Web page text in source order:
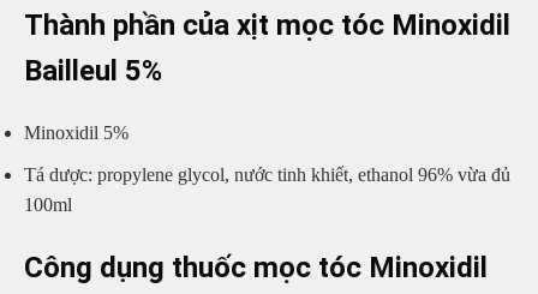
Thành phần của xịt mọc tóc Minoxidil
Bailleul 5%
Minoxidil 5%
Tá dược: propylene glycol, nước tinh khiết, ethanol 96% vừa đủ
100ml
Công dụng thuốc mọc tóc Minoxidil